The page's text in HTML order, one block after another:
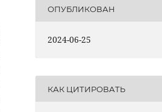
ОПУБЛИКОВАН
2024-06-25
КАК ЦИТИРОВАТЬ